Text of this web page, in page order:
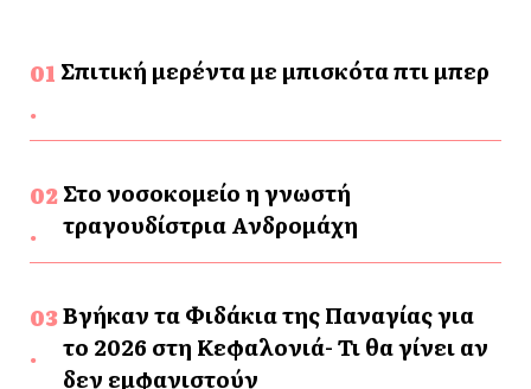
Σπιτική μερέντα με μπισκότα πτι μπερ
Στο νοσοκομείο η γνωστή
τραγουδίστρια Ανδρομάχη
Βγήκαν τα Φιδάκια της Παναγίας για
το 2026 στη Κεφαλονιά- Τι θα γίνει αν
δεν εμφανιστούν